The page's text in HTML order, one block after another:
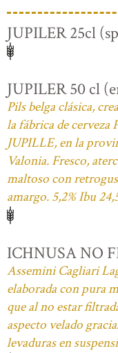
JUPILER 25cl
JUPILER 50 cl
Pils belga clásica,
la fábrica de cerveza
JUPILLE, en la
Valonia. Fresco,
maltoso con
amargo. 5,2% Ibu
ICHNUSA NO
Assemini Cagliari
elaborada con pura
que al no estar
aspecto velado
levaduras en